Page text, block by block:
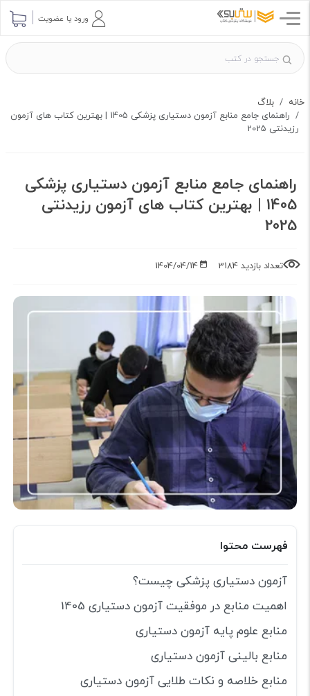
ورود یا عضویت
خانه
بلاگ
راهنمای جامع منابع آزمون دستیاری پزشکی 1405 | بهترین کتاب های آزمون
رزیدنتی 2025
راهنمای جامع منابع آزمون دستیاری پزشکی
1405 | بهترین کتاب های آزمون رزیدنتی
2025
تعداد بازدید 3184 1404/04/14
فهرست محتوا
آزمون دستیاری پزشکی چیست؟
اهمیت منابع در موفقیت آزمون دستیاری 1405
منابع علوم پایه آزمون دستیاری
منابع بالینی آزمون دستیاری
منابع خلاصه و نکات طلایی آزمون دستیاری
ارسال پرسش